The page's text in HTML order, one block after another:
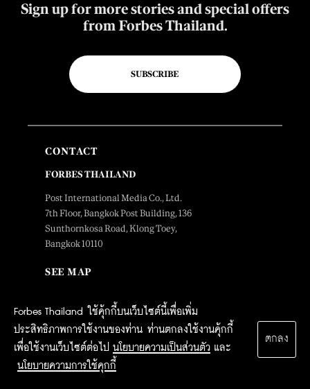
Forbes Thailand ใช้คุ้กกี้บนเว็บไซต์นี้เพื่อเพิ่ม
ประสิทธิภาพการใช้งานของท่าน ท่านตกลงใช้งานคุ้กกี้
เพื่อใช้งานเว็บไซต์ต่อไป นโยบายความเป็นส่วนตัว และ
นโยบายความการใช้คุกกี้
ตกลง
Sign up for more stories and special offers
from Forbes Thailand.
SUBSCRIBE
CONTACT
FORBES THAILAND
Post International Media Co., Ltd.
7th Floor, Bangkok Post Building, 136
Sunthornkosa Road, Klong Toey,
Bangkok 10110
SEE MAP
EDITORIAL DEPARTMENT
Tel. 0-2616-4666 ext.4734
forbesthailand@postintermedia.com